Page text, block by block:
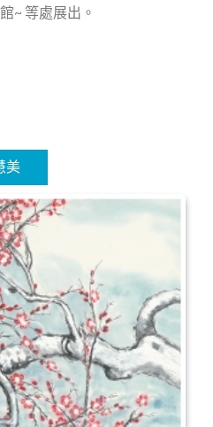
~ 等處展出。
美